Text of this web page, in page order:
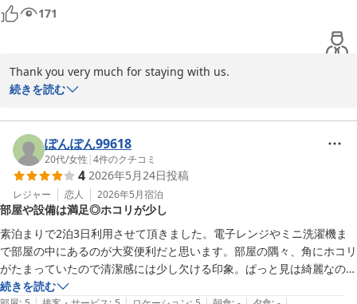
またお近くへお越しの際は、ぜひ当ホテルをご利用くださいませ。
たびのホテル石狩　森口
白樺の湯 たびのホテル石狩
2026-06-16
171
Thank you very much for staying with us.
the time to share your feedback regarding your stay.
We are delighted to hear that you were satisfied with the
spaciousness and comfort of your room. We are also pleased
that the in-room washing machine and microwave, as well as
the convenience of the nearby drugstore and convenience
store, contributed to a pleasant stay.
Our hotel strives to provide a comfortable environment for
both short-term and long-term guests, and we are honored to
know that our facilities and location were helpful during your
続きを読む
ぽんぽん99618
20代/女性 |4件のクチコミ
4 2026年5月24日投稿
レジャー 恋人 2026年5月宿泊
部屋や設備は満足◎ホコリが少し
素泊まりで2泊3日利用させて頂きました。電子レンジやミニ洗濯機ま
で部屋の中にあるのが大変便利だと思います。部屋の隅々、角にホコリ
がたまっていたので清潔感には少し欠ける印象。ぱっと見は綺麗なの
で、そこだけ改善して頂ければ満足です。
続きを読む